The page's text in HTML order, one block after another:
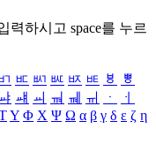
력하시고 space를 누르
ㅳ ㅴ ㅵ ㅶ ㅷ ㅸ
ㅹ
ㆈ ㆉ ㆊ ㆋ ㆌ ㆍ
ㆎ
Υ Φ Χ Ψ Ω α β γ δ ε ζ η